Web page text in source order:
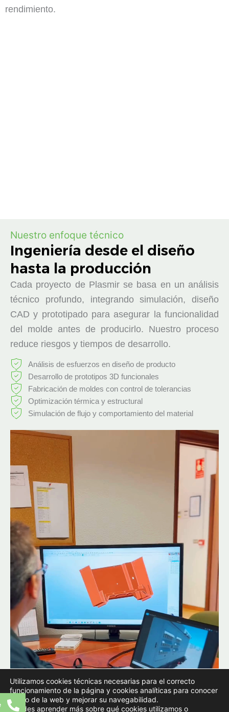
rendimiento.
Nuestro enfoque técnico
Ingeniería desde el diseño
hasta la producción
Cada proyecto de Plasmir se basa en un análisis
técnico profundo, integrando simulación, diseño
CAD y prototipado para asegurar la funcionalidad
del molde antes de producirlo. Nuestro proceso
reduce riesgos y tiempos de desarrollo.
Análisis de esfuerzos en diseño de producto
Desarrollo de prototipos 3D funcionales
Fabricación de moldes con control de tolerancias
Optimización térmica y estructural
Simulación de flujo y comportamiento del material
Utilizamos cookies técnicas necesarias para el correcto
funcionamiento de la página y cookies analíticas para conocer
el uso de la web y mejorar su navegabilidad.
Puedes aprender más sobre qué cookies utilizamos o